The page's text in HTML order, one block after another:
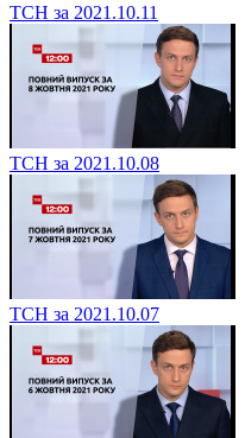
ТСН за 2021.10.11
ТСН за 2021.10.08
ТСН за 2021.10.07